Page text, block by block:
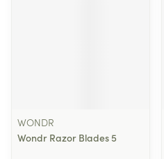
WONDR
Wondr Razor Blades 5